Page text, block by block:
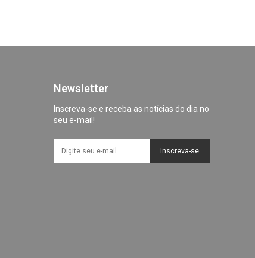
Newsletter
Inscreva-se e receba as notícias do dia no
seu e-mail!
Inscreva-se